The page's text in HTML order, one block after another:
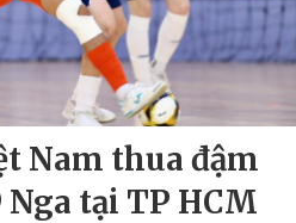
Nam thua đậm
Nga tại TP HCM